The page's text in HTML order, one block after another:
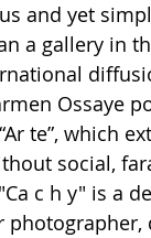
and yet
a gallery in
Ossaye
te”, which
social,
c h y" is a